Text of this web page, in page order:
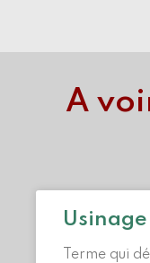
A
Usinage
Terme qui